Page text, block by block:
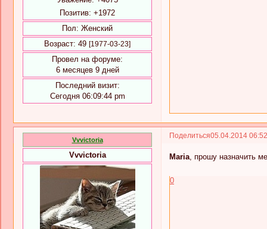
Позитив: +1972
Пол: Женский
Возраст: 49 [1977-03-23]
Провел на форуме:
6 месяцев 9 дней
Последний визит:
Сегодня 06:09:44 pm
Поделиться05.04.2014
Vvvictoria
Vvvictoria Maria , прошу назначить
0